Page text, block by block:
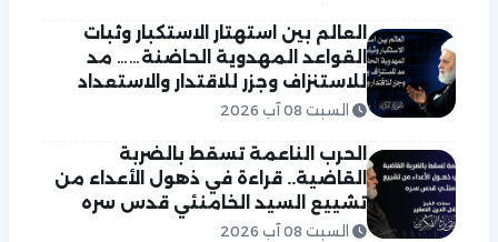
العالم بين استهتار الاستكبار وثبات
القواعد المهدوية الحاضنة…… مد
للاستنزاف وجزر للاقتدار والاستعداد
السبت 08 آب 2026
الحرب الناعمة تسقط بالضربة
القاضية.. قراءة في ذهول الأعداء من
تشييع السيد الخامنئي قدس سره
السبت 08 آب 2026